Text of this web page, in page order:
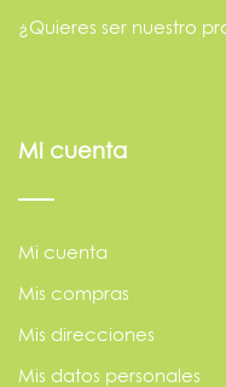
¿Quieres ser nuestro
Mi cuenta
Mi cuenta
Mis compras
Mis direcciones
Mis datos personales